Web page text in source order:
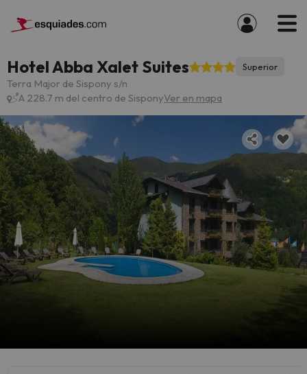
Hotel Abba Xalet Suites Superior
Terra Major de Sispony s/n
A 228.7 m del centro de SisponyVer en mapa